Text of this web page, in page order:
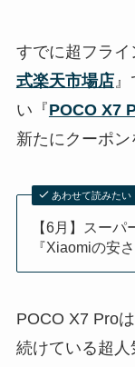
すでに超フラ
式楽天市場店』
い『POCO X7
新たにクーポン
あわせて読みたい
【6月】スー
『Xiaomiの安
POCO X7 Pro
続けている超